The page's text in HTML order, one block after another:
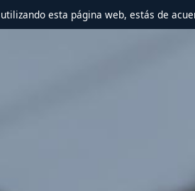
esta página web, estás de